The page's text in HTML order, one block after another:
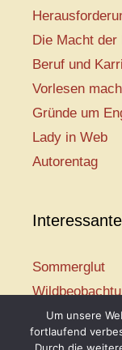
Die Macht der
Beruf und
Vorlesen
Gründe um
Lady in Web
Autorentag
Sommerglut
Mir ist so heiß
Mission:
Um unsere
fortlaufend